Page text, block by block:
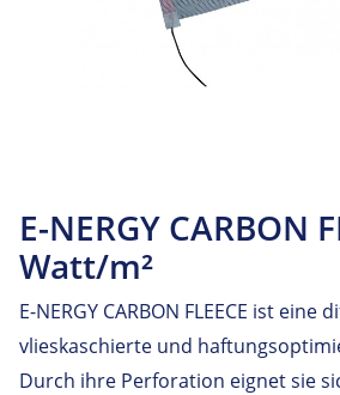
E-NERGY CARBON
Watt/m²
E-NERGY CARBON FLEECE ist
vlieskaschierte und
Durch ihre Perforation eignet sie